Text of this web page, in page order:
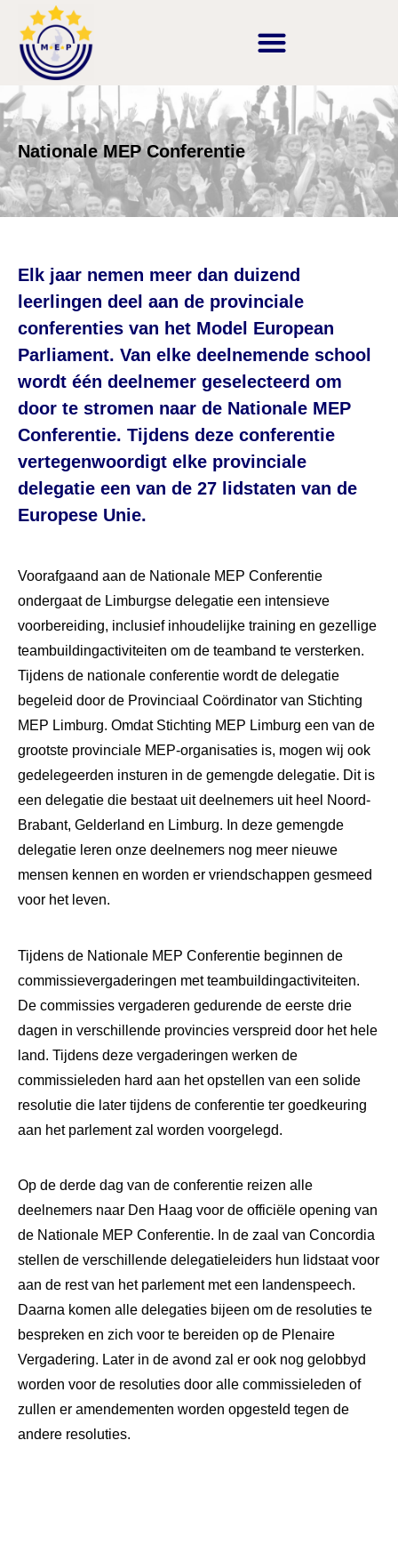
Nationale MEP Conferentie
Elk jaar nemen meer dan duizend
leerlingen deel aan de provinciale
conferenties van het Model European
Parliament. Van elke deelnemende school
wordt één deelnemer geselecteerd om
door te stromen naar de Nationale MEP
Conferentie. Tijdens deze conferentie
vertegenwoordigt elke provinciale
delegatie een van de 27 lidstaten van de
Europese Unie.
Voorafgaand aan de Nationale MEP Conferentie
ondergaat de Limburgse delegatie een intensieve
voorbereiding, inclusief inhoudelijke training en gezellige
teambuildingactiviteiten om de teamband te versterken.
Tijdens de nationale conferentie wordt de delegatie
begeleid door de Provinciaal Coördinator van Stichting
MEP Limburg. Omdat Stichting MEP Limburg een van de
grootste provinciale MEP-organisaties is, mogen wij ook
gedelegeerden insturen in de gemengde delegatie. Dit is
een delegatie die bestaat uit deelnemers uit heel Noord-
Brabant, Gelderland en Limburg. In deze gemengde
delegatie leren onze deelnemers nog meer nieuwe
mensen kennen en worden er vriendschappen gesmeed
voor het leven.
Tijdens de Nationale MEP Conferentie beginnen de
commissievergaderingen met teambuildingactiviteiten.
De commissies vergaderen gedurende de eerste drie
dagen in verschillende provincies verspreid door het hele
land. Tijdens deze vergaderingen werken de
commissieleden hard aan het opstellen van een solide
resolutie die later tijdens de conferentie ter goedkeuring
aan het parlement zal worden voorgelegd.
Op de derde dag van de conferentie reizen alle
deelnemers naar Den Haag voor de officiële opening van
de Nationale MEP Conferentie. In de zaal van Concordia
stellen de verschillende delegatieleiders hun lidstaat voor
aan de rest van het parlement met een landenspeech.
Daarna komen alle delegaties bijeen om de resoluties te
bespreken en zich voor te bereiden op de Plenaire
Vergadering. Later in de avond zal er ook nog gelobbyd
worden voor de resoluties door alle commissieleden of
zullen er amendementen worden opgesteld tegen de
andere resoluties.